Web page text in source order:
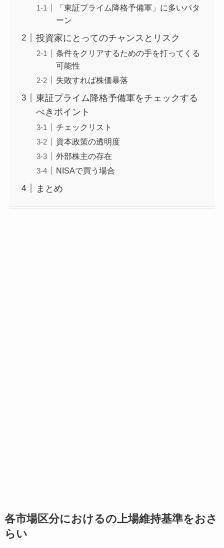
「東証プライム降格予備軍」に多いパタ
ーン
投資家にとってのチャンスとリスク
条件をクリアするための手を打ってくる
可能性
失敗すれば株価暴落
東証プライム降格予備軍をチェックする
べきポイント
チェックリスト
資本政策の透明度
外部株主の存在
NISAで買う場合
まとめ
各市場区分におけるの上場維持基準をおさ
らい